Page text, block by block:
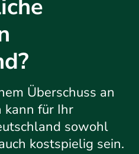
Überschuss an
kann für Ihr
sowohl
kostspielig sein.